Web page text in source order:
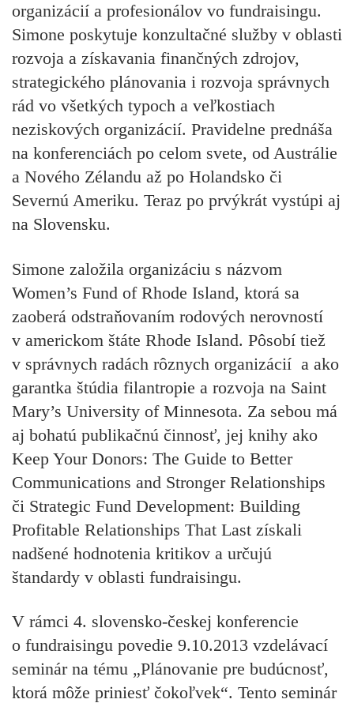
organizácií a profesionálov vo fundraisingu.
Simone poskytuje konzultačné služby v oblasti
rozvoja a získavania finančných zdrojov,
strategického plánovania i rozvoja správnych
rád vo všetkých typoch a veľkostiach
neziskových organizácií. Pravidelne prednáša
na konferenciách po celom svete, od Austrálie
a Nového Zélandu až po Holandsko či
Severnú Ameriku. Teraz po prvýkrát vystúpi aj
na Slovensku.
Simone založila organizáciu s názvom
Women’s Fund of Rhode Island, ktorá sa
zaoberá odstraňovaním rodových nerovností
v americkom štáte Rhode Island. Pôsobí tiež
v správnych radách rôznych organizácií a ako
garantka štúdia filantropie a rozvoja na Saint
Mary’s University of Minnesota. Za sebou má
aj bohatú publikačnú činnosť, jej knihy ako
Keep Your Donors: The Guide to Better
Communications and Stronger Relationships
či Strategic Fund Development: Building
Profitable Relationships That Last získali
nadšené hodnotenia kritikov a určujú
štandardy v oblasti fundraisingu.
V rámci 4. slovensko-českej konferencie
o fundraisingu povedie 9.10.2013 vzdelávací
seminár na tému „Plánovanie pre budúcnosť,
ktorá môže priniesť čokoľvek“. Tento seminár